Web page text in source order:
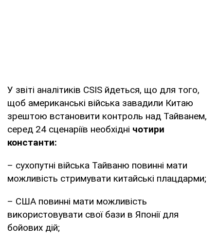
У звіті аналітиків CSIS йдеться, що для того,
щоб американські війська завадили Китаю
зрештою встановити контроль над Тайванем,
серед 24 сценаріїв необхідні чотири
константи:
– сухопутні війська Тайваню повинні мати
можливість стримувати китайські плацдарми;
– США повинні мати можливість
використовувати свої бази в Японії для
бойових дій;